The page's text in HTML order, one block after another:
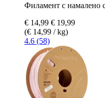
Филамент с намалено
€ 14,99 € 19,99
(€ 14,99 / kg)
4.6 (58)